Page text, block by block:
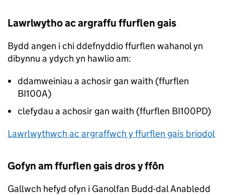
Lawrlwytho ac argraffu ffurflen gais
Bydd angen i chi ddefnyddio ffurflen wahanol yn
dibynnu a ydych yn hawlio am:
ddamweiniau a achosir gan waith (ffurflen
BI100A)
clefydau a achosir gan waith (ffurflen BI100PD)
Lawrlwythwch ac argraffwch y ffurflen gais briodol
Gofyn am ffurflen gais dros y ffôn
Gallwch hefyd ofyn i Ganolfan Budd-dal Anabledd